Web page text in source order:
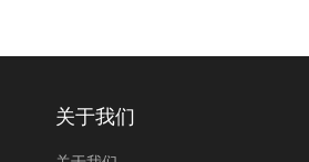
关于我们